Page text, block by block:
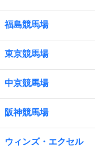
福島競馬場
東京競馬場
中京競馬場
阪神競馬場
ウィンズ・エクセル